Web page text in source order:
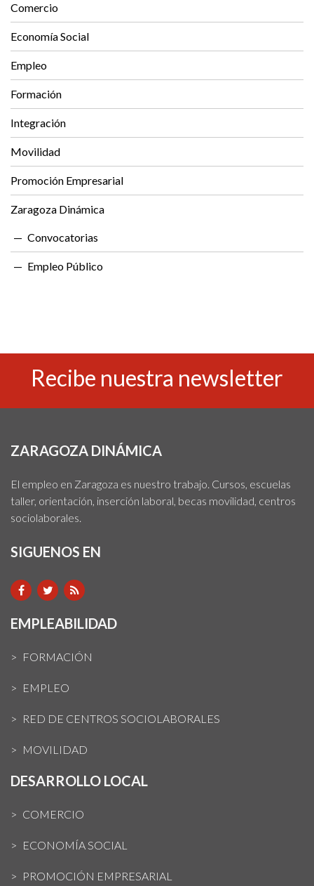
Comercio
Economía Social
Empleo
Formación
Integración
Movilidad
Promoción Empresarial
Zaragoza Dinámica
Convocatorias
Empleo Público
Recibe nuestra newsletter
ZARAGOZA DINÁMICA
El empleo en Zaragoza es nuestro trabajo. Cursos, escuelas
taller, orientación, inserción laboral, becas movilidad, centros
sociolaborales.
SIGUENOS EN
EMPLEABILIDAD
FORMACIÓN
EMPLEO
RED DE CENTROS SOCIOLABORALES
MOVILIDAD
DESARROLLO LOCAL
COMERCIO
ECONOMÍA SOCIAL
PROMOCIÓN EMPRESARIAL